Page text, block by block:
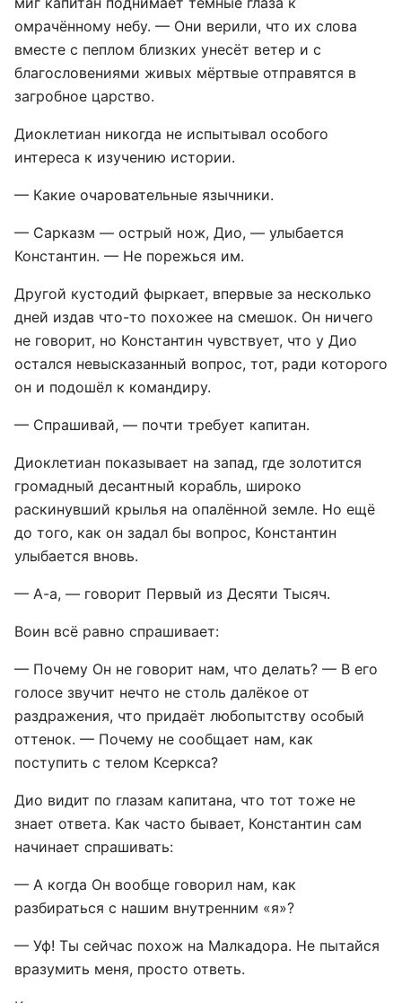
омрачённому небу. — Они верили, что их слова
вместе с пеплом близких унесёт ветер и с
благословениями живых мёртвые отправятся в
загробное царство.
Диоклетиан никогда не испытывал особого
интереса к изучению истории.
— Какие очаровательные язычники.
— Сарказм — острый нож, Дио, — улыбается
Константин. — Не порежься им.
Другой кустодий фыркает, впервые за несколько
дней издав что-то похожее на смешок. Он ничего
не говорит, но Константин чувствует, что у Дио
остался невысказанный вопрос, тот, ради которого
он и подошёл к командиру.
— Спрашивай, — почти требует капитан.
Диоклетиан показывает на запад, где золотится
громадный десантный корабль, широко
раскинувший крылья на опалённой земле. Но ещё
до того, как он задал бы вопрос, Константин
улыбается вновь.
— А-а, — говорит Первый из Десяти Тысяч.
Воин всё равно спрашивает:
— Почему Он не говорит нам, что делать? — В его
голосе звучит нечто не столь далёкое от
раздражения, что придаёт любопытству особый
оттенок. — Почему не сообщает нам, как
поступить с телом Ксеркса?
Дио видит по глазам капитана, что тот тоже не
знает ответа. Как часто бывает, Константин сам
начинает спрашивать:
— А когда Он вообще говорил нам, как
разбираться с нашим внутренним «я»?
— Уф! Ты сейчас похож на Малкадора. Не пытайся
вразумить меня, просто ответь.